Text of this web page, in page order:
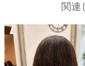
関連